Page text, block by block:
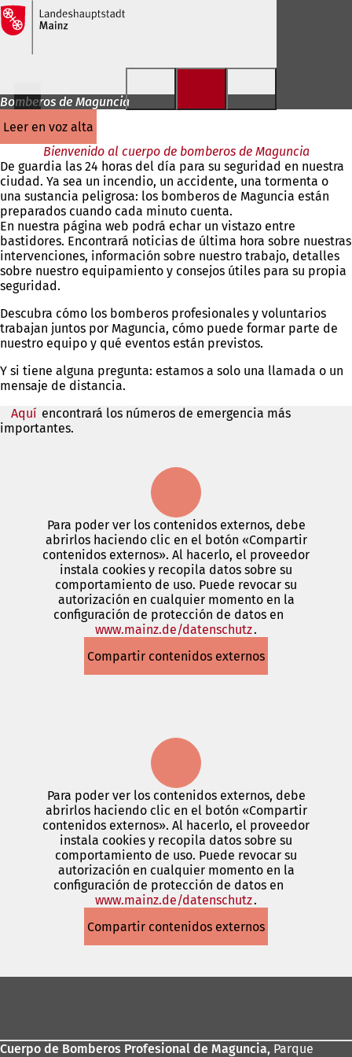
Saltar al contenido
Bomberos de Maguncia
leer en voz alta
Bienvenido al cuerpo de bomberos de Maguncia
De guardia las 24 horas del día para su seguridad en nuestra
ciudad. Ya sea un incendio, un accidente, una tormenta o
una sustancia peligrosa: los bomberos de Maguncia están
preparados cuando cada minuto cuenta.
En nuestra página web podrá echar un vistazo entre
bastidores. Encontrará noticias de última hora sobre nuestras
intervenciones, información sobre nuestro trabajo, detalles
sobre nuestro equipamiento y consejos útiles para su propia
seguridad.
Descubra cómo los bomberos profesionales y voluntarios
trabajan juntos por Maguncia, cómo puede formar parte de
nuestro equipo y qué eventos están previstos.
Y si tiene alguna pregunta: estamos a solo una llamada o un
mensaje de distancia.
Aquí encontrará los números de emergencia más
importantes.
Para poder ver los contenidos externos, debe
abrirlos haciendo clic en el botón «Compartir
contenidos externos». Al hacerlo, el proveedor
instala cookies y recopila datos sobre su
comportamiento de uso. Puede revocar su
autorización en cualquier momento en la
configuración de protección de datos en
www.mainz.de/datenschutz(Se
en
una
.
Compartir contenidos externos
Para poder ver los contenidos externos, debe
abrirlos haciendo clic en el botón «Compartir
contenidos externos». Al hacerlo, el proveedor
instala cookies y recopila datos sobre su
comportamiento de uso. Puede revocar su
autorización en cualquier momento en la
configuración de protección de datos en
www.mainz.de/datenschutz(Se
en
una
pestaña)
.
Compartir contenidos externos
Cuerpo de Bomberos Profesional de Maguncia, Parque